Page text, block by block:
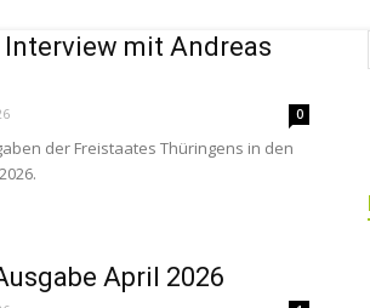
mit Andreas
0
der Freistaates Thüringens in den
April 2026